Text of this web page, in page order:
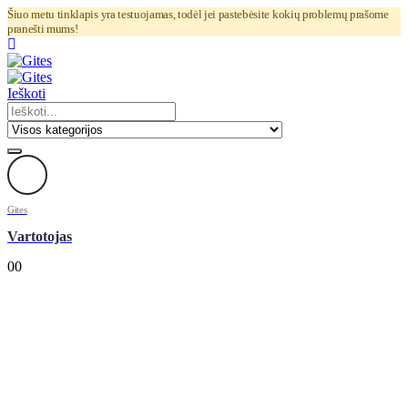
Šiuo metu tinklapis yra testuojamas, todėl jei pastebėsite kokių problemų prašome
pranešti mums!
Ieškoti
Gites
Vartotojas
00